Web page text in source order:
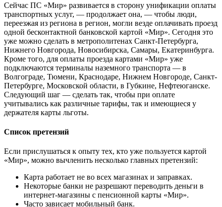
Сейчас ПС «Мир» развивается в сторону унификации оплаты
транспортных услуг, — продолжает она, — чтобы люди,
переезжая из региона в регион, могли везде оплачивать проезд
одной бесконтактной банковской картой «Мир». Сегодня это
уже можно сделать в метрополитенах Санкт-Петербурга,
Нижнего Новгорода, Новосибирска, Самары, Екатеринбурга.
Кроме того, для оплаты проезда картами «Мир» уже
подключаются терминалы наземного транспорта — в
Волгограде, Тюмени, Краснодаре, Нижнем Новгороде, Санкт-
Петербурге, Московской области, в Губкине, Нефтеюганске.
Следующий шаг — сделать так, чтобы при оплате
учитывались как различные тарифы, так и имеющиеся у
держателя карты льготы.
Список претензий
Если прислушаться к опыту тех, кто уже пользуется картой
«Мир», можно вычленить несколько главных претензий:
Карта работает не во всех магазинах и заправках.
Некоторые банки не разрешают переводить деньги в
интернет-магазины с пенсионной карты «Мир».
Часто зависает мобильный банк.